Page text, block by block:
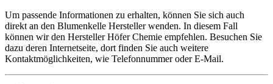
Um passende Informationen zu erhalten, können Sie sich auch
direkt an den Blumenkelle Hersteller wenden. In diesem Fall
können wir den Hersteller Höfer Chemie empfehlen. Besuchen Sie
dazu deren Internetseite, dort finden Sie auch weitere
Kontaktmöglichkeiten, wie Telefonnummer oder E-Mail.